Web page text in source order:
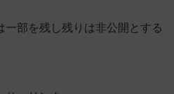
一部を残し残りは非公開とする